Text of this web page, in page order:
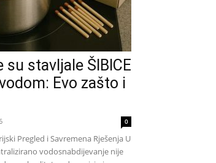
su stavljale ŠIBICE
Evo zašto i
0
Pregled i Savremena Rješenja U
vodosnabdijevanje nije